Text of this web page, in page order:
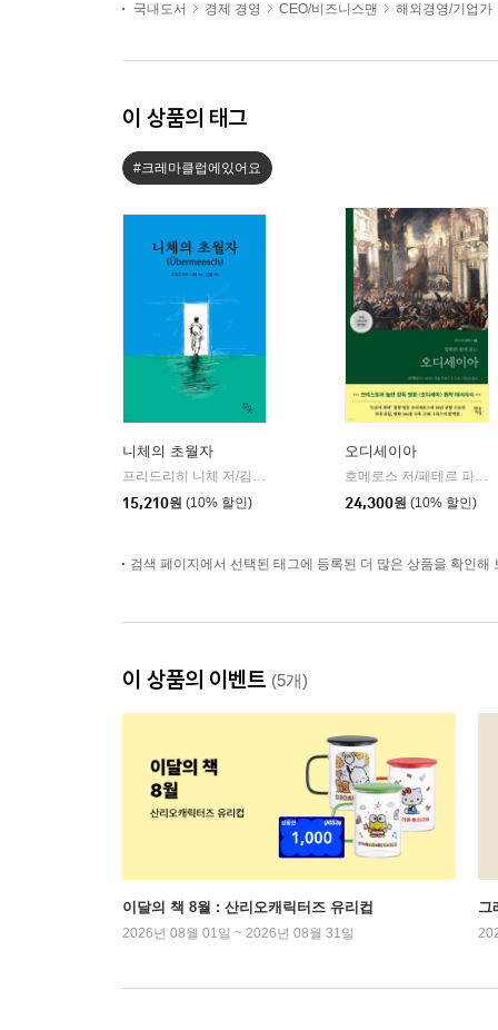
국내도서 경제 경영 CEO/비즈니스맨 해외경영/기업가
이 상품의 태그
#크레마클럽에있어요
니체의 초월자
프리드리히 니체 저/김철 편역
15,210원 (10% 할인)
오디세이아
호메로스 저/페테르 파울 루벤스 그림/박문재 역
24,300원 (10% 할인)
검색 페이지에서 선택된 태그에 등록된 더 많은 상품을 확인해
이 상품의 이벤트 (5개)
이달의 책 8월 : 산리오캐릭터즈 유리컵
2026년 08월 01일 ~ 2026년 08월 31일
그